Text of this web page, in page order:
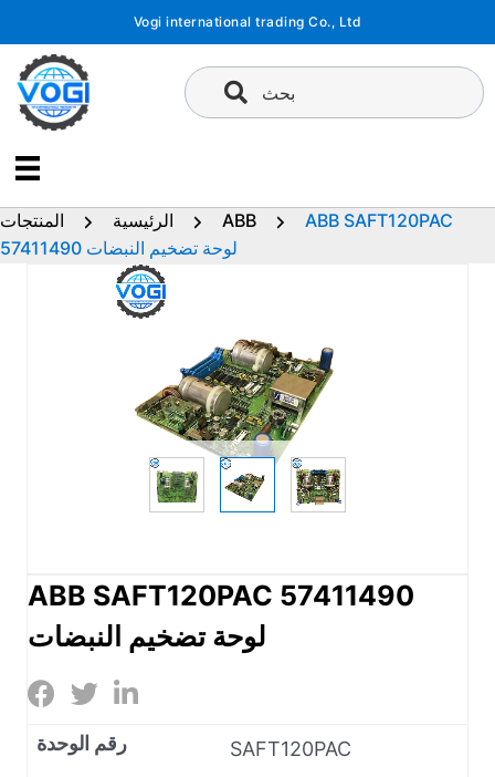
المحتوى
Vogi international trading Co., Ltd
بحث
الرئيسية المنتجات ABB
ABB SAFT120PAC
57411490 لوحة تضخيم النبضات
ABB SAFT120PAC 57411490
لوحة تضخيم النبضات
رقم الوحدة
SAFT120PAC